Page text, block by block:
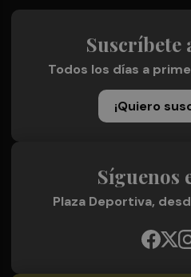
Suscríbete
Todos los días a
¡Quiero
Síguenos
Plaza Deportiva,